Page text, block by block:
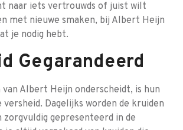
naar iets vertrouwds of juist wilt
met nieuwe smaken, bij Albert Heijn
je nodig hebt.
Gegarandeerd
van Albert Heijn onderscheidt, is hun
versheid. Dagelijks worden de kruiden
zorgvuldig gepresenteerd in de